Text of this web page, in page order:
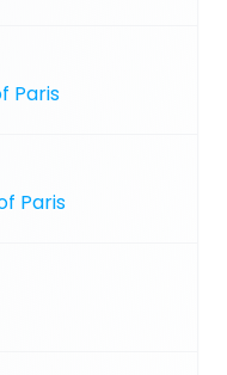
Paris
Paris